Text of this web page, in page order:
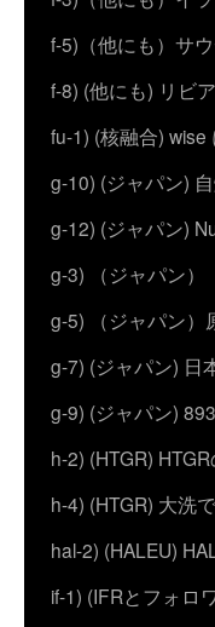
f-5)（他にも）サ
f-8) (他にも) リビア
fu-1) (核融合)
g-10) (ジャパン)
g-12) (ジャパン)
g-3) （ジャパン）
g-5) （ジャパン）
g-7) (ジャパン) 日
g-9) (ジャパン)
h-2) (HTGR)
h-4) (HTGR) 大洗
hal-2) (HALEU)
if-1) (IFRとフォロ